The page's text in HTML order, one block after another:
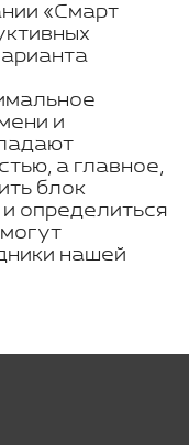
«Смарт
и
а главное,
блок
определиться
нашей